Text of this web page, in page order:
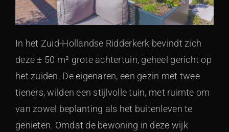
In het Zuid-Hollandse Ridderkerk bevindt zich
deze ± 50 m² grote achtertuin, geheel gericht op
het zuiden. De eigenaren, een gezin met twee
tieners, wilden een stijlvolle tuin, met ruimte om
van zowel beplanting als het buitenleven te
genieten. Omdat de bewoning in deze wijk